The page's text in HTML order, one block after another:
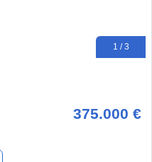
1 / 3
375.000 €